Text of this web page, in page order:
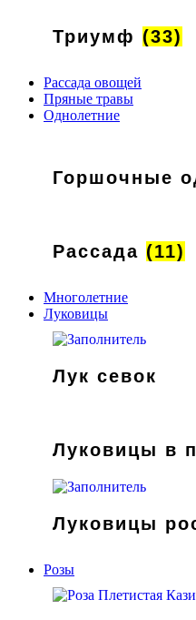
Триумф (33)
Рассада овощей
Пряные травы
Однолетние
Горшочные
Рассада (11)
Многолетние
Луковицы
Лук севок
Луковицы в
Луковицы
Розы